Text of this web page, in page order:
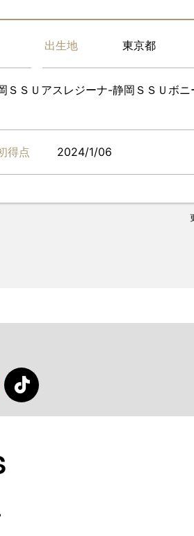
出生地 東京都
ＳＵアスレジーナ-静岡ＳＳＵボ
得点 2024/1/06
TikTok